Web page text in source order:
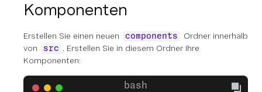
Komponenten
Erstellen Sie einen neuen components
Ordner innerhalb
von
src . Erstellen Sie in diesem Ordner Ihre
Komponenten: